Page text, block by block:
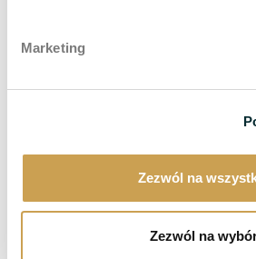
Marketing
Zezwól na
Zezwól na
https://www.google.com/ads/
Nutzers auf der Website
Nutzer zu verfolgen, aber in
keine persönlichen Daten vom
Werbebetreiber übertragen.